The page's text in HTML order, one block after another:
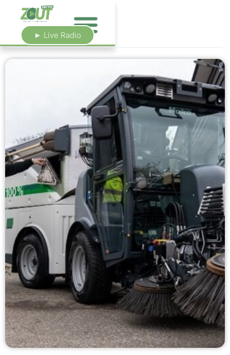
► Live Radio